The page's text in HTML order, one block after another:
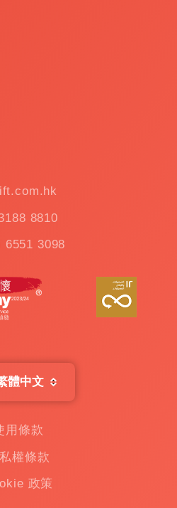
8810
6551 3098
體中文
用條款
權條款
政策